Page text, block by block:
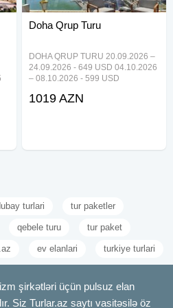
Doha Qrup Turu
DOHA QRUP TURU 20.09.2026 –
24.09.2026 - 649 USD 04.10.2026
– 08.10.2026 - 599 USD
USD 4 gecə / 5 gün 4* Hotel
1019 AZN
turlari tur paketler
qebele turu tur paket
ev elanlari turkiye turlari
şirkətləri üçün pulsuz elan
Siz Turlar.az saytı vasitəsilə öz